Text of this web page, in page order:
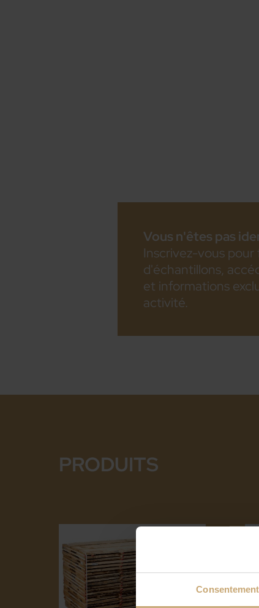
Consentement
Vous n'êtes pas
Inscrivez-vous
d'échantillons,
et informations
activité.
PRODUITS